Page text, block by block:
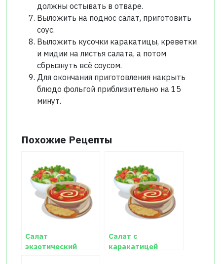
должны остывать в отваре.
Выложить на поднос салат, приготовить
соус.
Выложить кусочки каракатицы, креветки
и мидии на листья салата, а потом
сбрызнуть всё соусом.
Для окончания приготовления накрыть
блюдо фольгой приблизительно на 15
минут.
Похожие Рецепты
Салат
экзотический
Салат с
каракатицей